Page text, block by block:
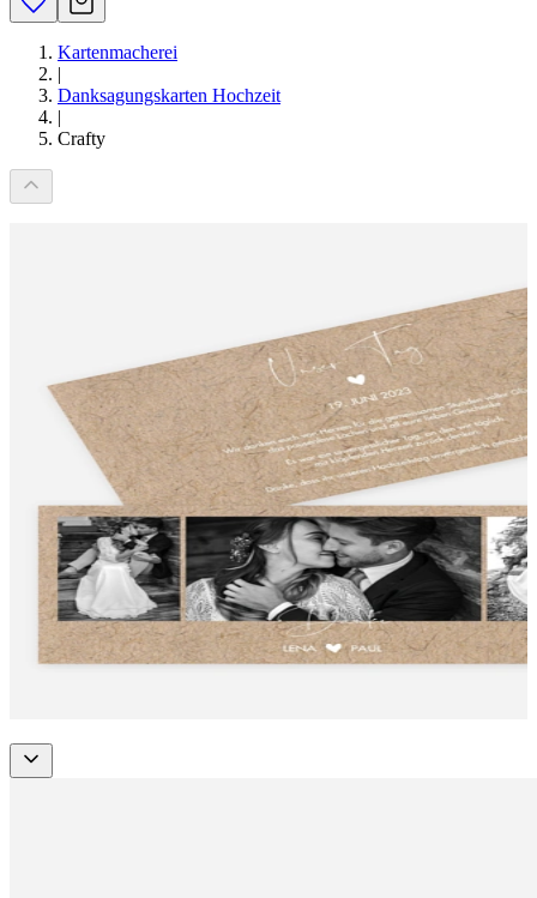
Kartenmacherei
|
Danksagungskarten Hochzeit
|
Crafty